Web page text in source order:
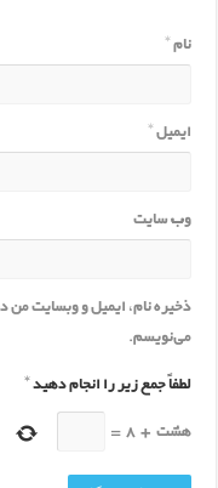
نام*
ایمیل*
وب‌ سایت
ذخیره نام، ایمیل و وبسایت من
می‌نویسم.
لطفاً جمع زیر را انجام دهید*
هشت +
8
=